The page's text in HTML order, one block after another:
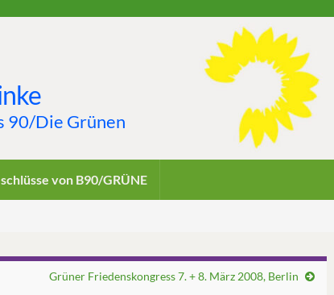
90/Die Grünen
von B90/GRÜNE
Grüner Friedenskongress 7. + 8. März 2008, Berlin